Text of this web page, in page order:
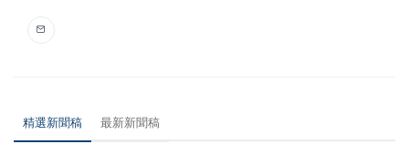
精選新聞稿 最新新聞稿